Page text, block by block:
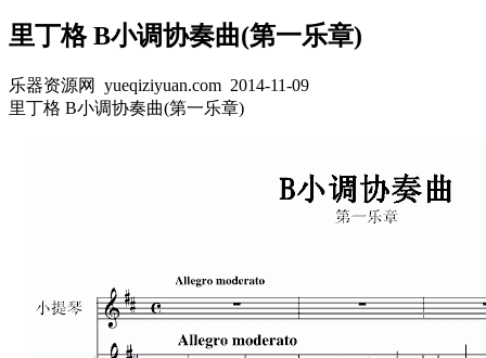
里丁格 B小调协奏曲(第一乐章)
乐器资源网 yueqiziyuan.com 2014-11-09
里丁格 B小调协奏曲(第一乐章)